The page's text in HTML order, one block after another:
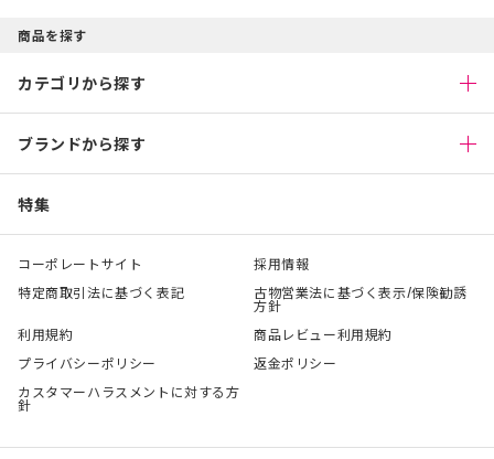
商品を探す
カテゴリから探す
ブランドから探す
特集
コーポレートサイト
採用情報
特定商取引法に基づく表記
古物営業法に基づく表示/保険勧誘
方針
利用規約
商品レビュー利用規約
プライバシーポリシー
返金ポリシー
カスタマーハラスメントに対する方
針